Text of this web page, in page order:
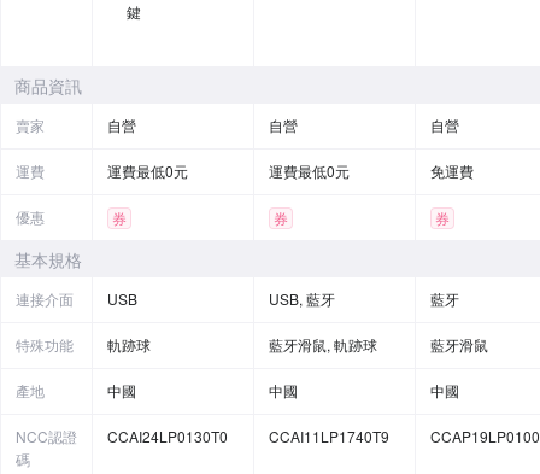
鍵
商品資訊
賣家 自營 自營 自營
運費 運費最低0元 運費最低0元 免運費
優惠 券 券 券
基本規格
連接介面 USB USB, 藍牙 藍牙
特殊功能 軌跡球 藍牙滑鼠, 軌跡球 藍牙滑鼠
產地 中國 中國 中國
NCC認證
碼
CCAI24LP0130T0 CCAI11LP1740T9